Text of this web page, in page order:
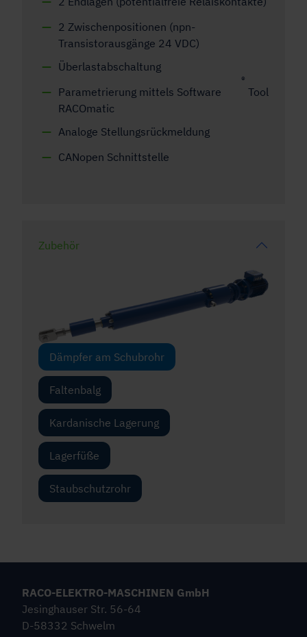
2 Zwischenpositionen (npn-
Transistorausgänge 24 VDC)
Überlastabschaltung
Parametrierung mittels Software
RACOmatic
®
Tool
Analoge Stellungsrückmeldung
CANopen Schnittstelle
Zubehör
Dämpfer am Schubrohr
Faltenbalg
Kardanische Lagerung
Lagerfüße
Staubschutzrohr
RACO-ELEKTRO-MASCHINEN GmbH
Jesinghauser Str. 56-64
D-58332 Schwelm